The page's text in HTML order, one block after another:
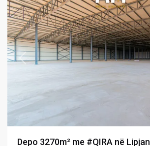
Previous
Depo 3270m² me #QIRA në Lipjan